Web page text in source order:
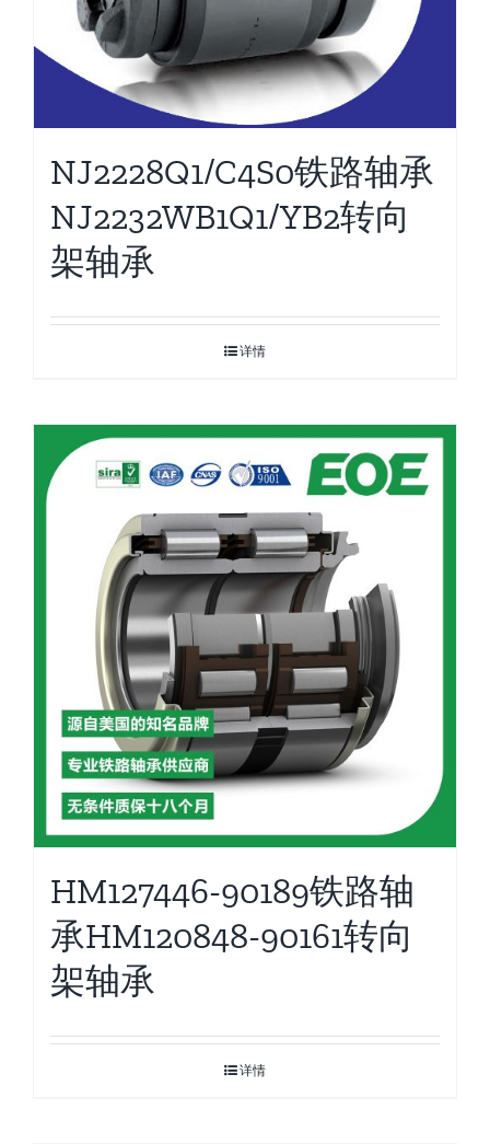
NJ2228Q1/C4S0铁路轴承
NJ2232WB1Q1/YB2转向
架轴承
详情
HM127446-90189铁路轴
承HM120848-90161转向
架轴承
详情